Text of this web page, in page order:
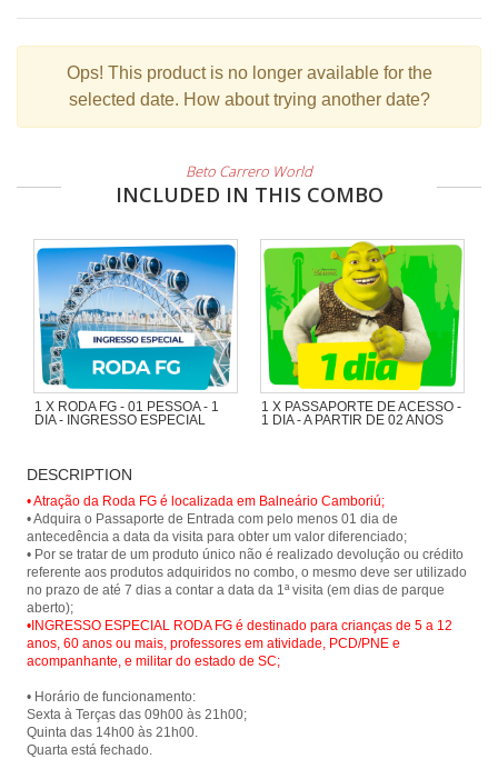
Ops! This product is no longer available for the
selected date. How about trying another date?
Beto Carrero World
INCLUDED IN THIS COMBO
1 X RODA FG - 01 PESSOA - 1
DIA - INGRESSO ESPECIAL
1 X PASSAPORTE DE ACESSO -
1 DIA - A PARTIR DE 02 ANOS
DESCRIPTION
• Atração da Roda FG é localizada em Balneário Camboriú;
• Adquira o Passaporte de Entrada com pelo menos 01 dia de
antecedência a data da visita para obter um valor diferenciado;
• Por se tratar de um produto único não é realizado devolução ou crédito
referente aos produtos adquiridos no combo, o mesmo deve ser utilizado
no prazo de até 7 dias a contar a data da 1ª visita (em dias de parque
•INGRESSO ESPECIAL RODA FG é destinado para crianças de 5 a 12
anos, 60 anos ou mais, professores em atividade, PCD/PNE e
acompanhante, e militar do estado de SC;
• Horário de funcionamento:
Sexta à Terças das 09h00 às 21h00;
Quinta das 14h00 às 21h00.
Quarta está fechado.